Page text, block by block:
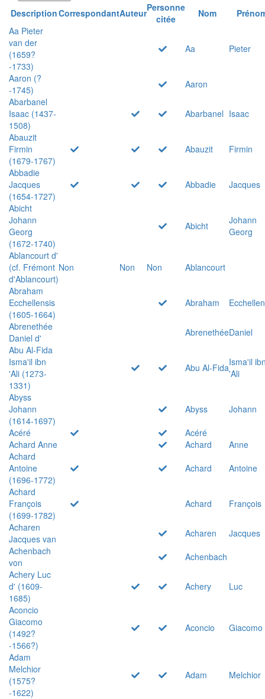
DescriptionCorrespondantAuteurPersonne
citée
Nom
Aa Pieter
van der
(1659?
-1733)
Aa Pieter
Aaron (?
-1745)
Aaron
Abarbanel
Isaac (1437-
1508)
Abarbanel Isaac
Abauzit
Firmin
(1679-1767)
Abauzit
Firmin
Abbadie
Jacques
(1654-1727)
Abbadie
Jacques
Abicht
Johann
Georg
(1672-1740)
Abicht
Johann
Georg
Ablancourt d'
(cf. Frémont
d'Ablancourt)
Non Non Non
Ablancourt
Abraham
Ecchellensis
(1605-1664)
Abraham
Abrenethée
Daniel d'
AbrenethéeDaniel
Abu Al-Fida
Isma'il ibn
'Ali (1273-
1331)
Abu Al-FidaIsma'il
'Ali
Abyss
Johann
(1614-1697)
Abyss
Johann
Acéré
Acéré
Achard Anne
Achard
Anne
Achard
Antoine
(1696-1772)
Achard
Antoine
Achard
François
(1699-1782)
Achard
François
Acharen
Jacques van
Acharen
Jacques
Achenbach
von
Achenbach
Achery Luc
d' (1609-
1685)
Achery
Luc
Aconcio
Giacomo
(1492?
-1566?)
Aconcio Giacomo
Adam
Melchior
(1575?
-1622)
Adam Melchior